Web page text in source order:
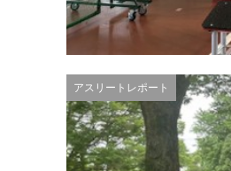
アスリートレポート